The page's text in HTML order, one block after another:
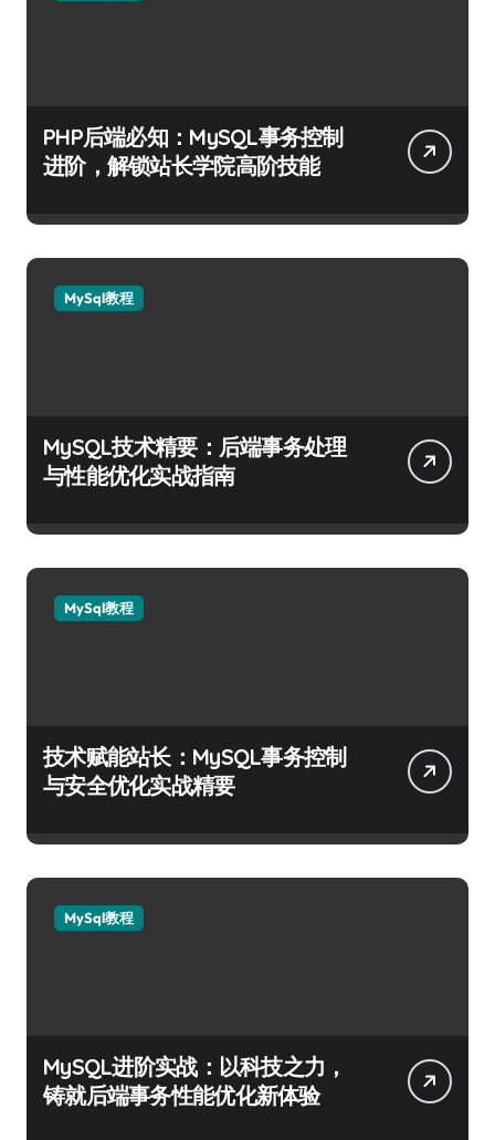
PHP后端必知：MySQL事务控制
进阶，解锁站长学院高阶技能
MySql教程
MySQL技术精要：后端事务处理
与性能优化实战指南
MySql教程
技术赋能站长：MySQL事务控制
与安全优化实战精要
MySql教程
MySQL进阶实战：以科技之力，
铸就后端事务性能优化新体验